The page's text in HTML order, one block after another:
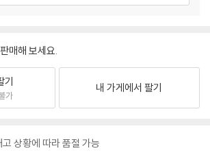
매해 보세요.
기
가
내 가게에서 팔기
상황에 따라 품절 가능